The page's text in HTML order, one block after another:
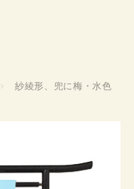
紗綾形、兜に梅・水色